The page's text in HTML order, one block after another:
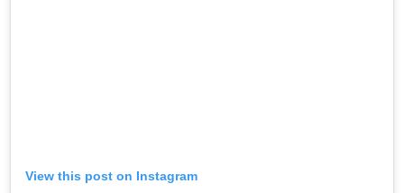
View this post on Instagram